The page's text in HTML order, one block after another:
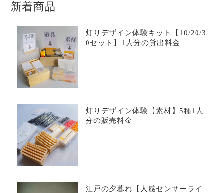
新着商品
灯りデザイン体験キット【10/20/3
0セット】1人分の貸出料金
灯りデザイン体験【素材】5種1人
分の販売料金
江戸の夕暮れ【人感センサーライ